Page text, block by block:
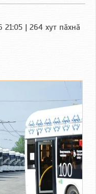
21:05 | 264 хут пӑхнӑ